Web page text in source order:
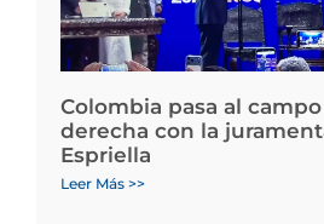
Colombia pasa al
derecha con la
Espriella
Leer Más >>